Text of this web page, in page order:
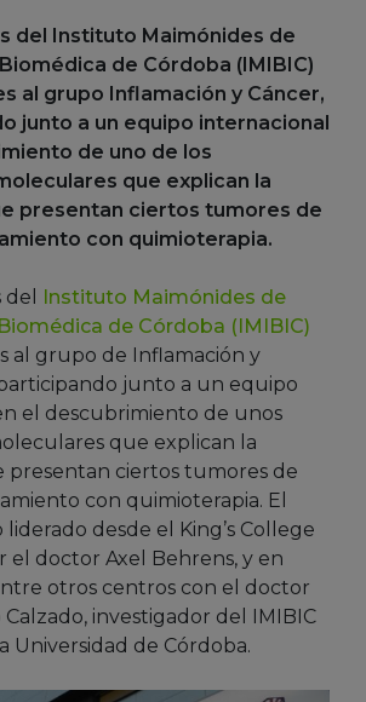
del Instituto Maimónides de
de Córdoba (IMIBIC)
al grupo Inflamación y Cáncer,
junto a un equipo internacional
de uno de los
que explican la
presentan ciertos tumores de
con quimioterapia.
Instituto Maimónides de
de Córdoba (IMIBIC)
al grupo de Inflamación y
junto a un equipo
el descubrimiento de unos
que explican la
presentan ciertos tumores de
con quimioterapia. El
liderado desde el King’s College
el doctor Axel Behrens, y en
otros centros con el doctor
investigador del IMIBIC
Universidad de Córdoba.